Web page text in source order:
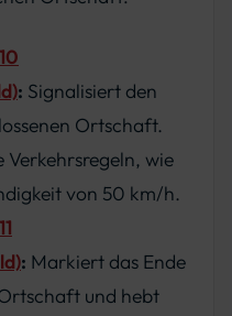
: Signalisiert den
Ortschaft.
Verkehrsregeln, wie
von 50 km/h.
: Markiert das Ende
und hebt